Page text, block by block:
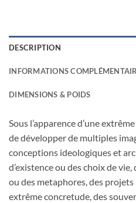
DESCRIPTION
INFORMATIONS
DIMENSIONS & POIDS
Sous l’apparence d’une
de développer de multiples
conceptions ideologiques et
d’existence ou des choix de
ou des metaphores, des
extrême concretude, des